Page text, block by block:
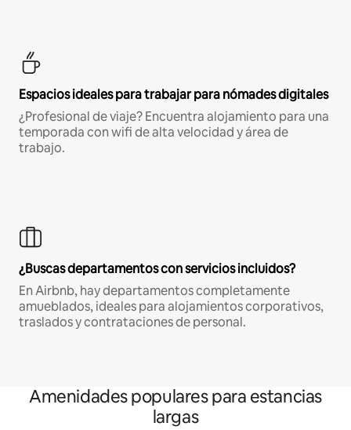
Espacios ideales para trabajar para nómades digitales
¿Profesional de viaje? Encuentra alojamiento para una
temporada con wifi de alta velocidad y área de
trabajo.
¿Buscas departamentos con servicios incluidos?
En Airbnb, hay departamentos completamente
amueblados, ideales para alojamientos corporativos,
traslados y contrataciones de personal.
Amenidades populares para estancias
largas